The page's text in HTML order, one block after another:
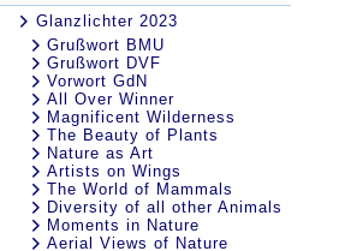
Glanzlichter 2023
Grußwort BMU
Grußwort DVF
Vorwort GdN
All Over Winner
Magnificent Wilderness
The Beauty of Plants
Nature as Art
Artists on Wings
The World of Mammals
Diversity of all other Animals
Moments in Nature
Aerial Views of Nature